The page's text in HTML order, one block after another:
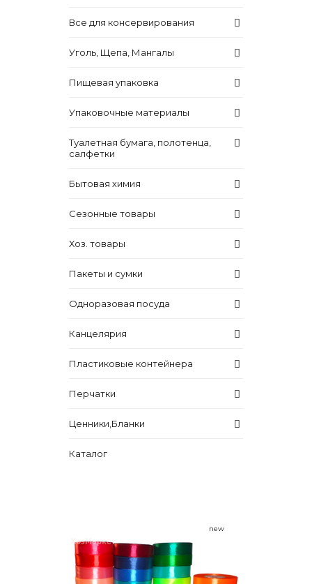
Все для консервирования
Уголь, Щепа, Мангалы
Пищевая упаковка
Упаковочные материалы
Туалетная бумага, полотенца,
салфетки
Бытовая химия
Сезонные товары
Хоз. товары
Пакеты и сумки
Одноразовая посуда
Канцелярия
Пластиковые контейнера
Перчатки
Ценники,Бланки
Каталог
new